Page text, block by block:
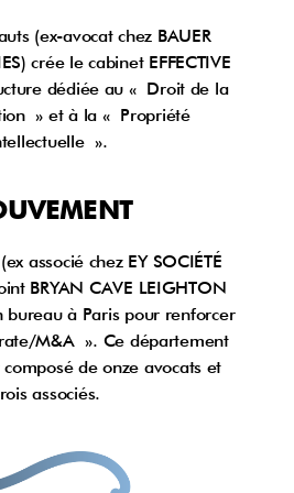
(ex-avocat chez BAUER
crée le cabinet EFFECTIVE
dédiée au « Droit de la
» et à la « Propriété
».
associé chez EY SOCIÉTÉ
BRYAN CAVE LEIGHTON
bureau à Paris pour renforcer
M&A ». Ce département
de onze avocats et
associés.